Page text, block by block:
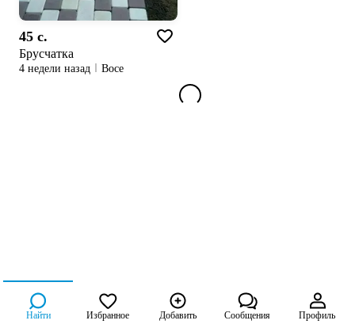
45 c.
Брусчатка
4 недели назад Восе
Найти Избранное Добавить Сообщения Профиль